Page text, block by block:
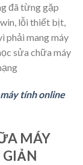
đã từng gặp
lỗi thiết bịt,
phải mang máy
sửa chữa máy
tính online
MÁY